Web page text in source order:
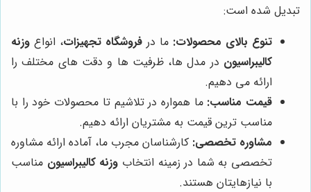
تبدیل شده است:
تنوع بالای محصولات: ما در فروشگاه تجهیزات، انواع وزنه
کالیبراسیون در مدل ها، ظرفیت ها و دقت های مختلف را
ارائه می دهیم.
قیمت مناسب: ما همواره در تلاشیم تا محصولات خود را با
مناسب ترین قیمت به مشتریان ارائه دهیم.
مشاوره تخصصی: کارشناسان مجرب ما، آماده ارائه مشاوره
تخصصی به شما در زمینه انتخاب وزنه کالیبراسیون مناسب
با نیازهایتان هستند.